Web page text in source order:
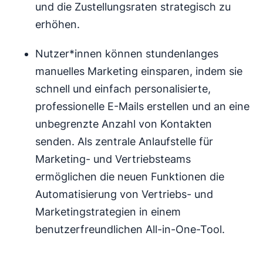
und die Zustellungsraten strategisch zu
erhöhen.
Nutzer*innen können stundenlanges
manuelles Marketing einsparen, indem sie
schnell und einfach personalisierte,
professionelle E-Mails erstellen und an eine
unbegrenzte Anzahl von Kontakten
senden. Als zentrale Anlaufstelle für
Marketing- und Vertriebsteams
ermöglichen die neuen Funktionen die
Automatisierung von Vertriebs- und
Marketingstrategien in einem
benutzerfreundlichen All-in-One-Tool.